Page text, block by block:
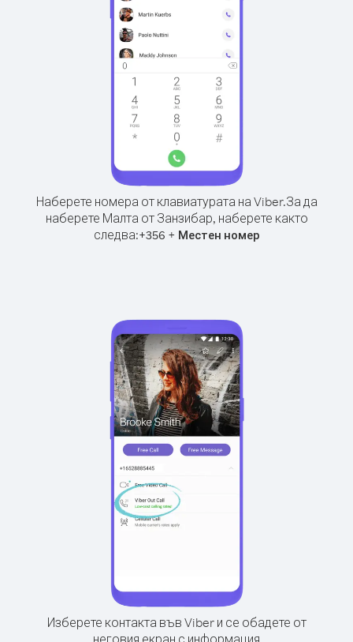
Наберете номера от клавиатурата на Viber.За да
наберете Малта от Занзибар, наберете както
следва:+356 + Местен номер
Изберете контакта във Viber и се обадете от
неговия екран с информация